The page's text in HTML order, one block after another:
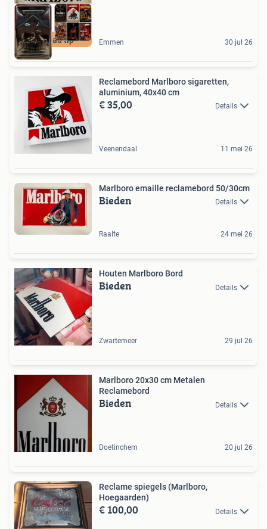
Cadeau tip Emmen 30 jul 26
Reclamebord Marlboro sigaretten,
aluminium, 40x40 cm
€ 35,00 Details
Veenendaal 11 mei 26
Marlboro emaille reclamebord 50/30cm
Bieden Details
Raalte 24 mei 26
Houten Marlboro Bord
Bieden Details
Zwartemeer 29 jul 26
Marlboro 20x30 cm Metalen
Reclamebord
Bieden Details
Doetinchem 20 jul 26
Reclame spiegels (Marlboro,
Hoegaarden)
€ 100,00 Details